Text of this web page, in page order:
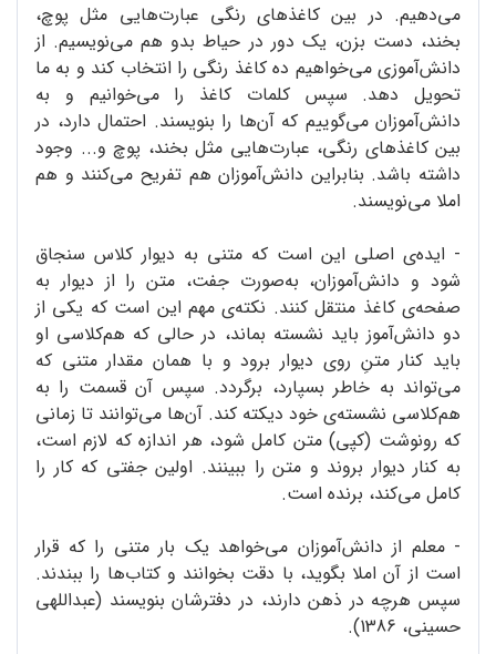
می‌دهیم. در بین کاغذ‌های رنگی‌ عبارت‌هایی مثل پوچ،
بخند، دست بزن، یک دور در حیاط بدو هم می‌نویسیم. از
دانش‌آموزی می‌خواهیم ده کاغذ رنگی را انتخاب کند و به ما
تحویل دهد. سپس کلمات کاغذ را می‌خوانیم و به
دانش‌آموزان می‌گوییم که آن‌ها را بنویسند. احتمال دارد، در
بین کاغذهای رنگی، عبارت‌هایی مثل بخند، پوچ و... وجود
داشته باشد. بنابراین دانش‌آموزان هم تفریح می‌کنند و هم
املا می‌نویسند.
- ایده‌ی اصلی این است که متنی به دیوار کلاس سنجاق
‌شود و دانش‌آموزان، به‌صورت جفت، متن را از دیوار به
صفحه‌‌ی کاغذ منتقل کنند. نکته‌ی مهم این است که یکی از
دو دانش‌آموز باید نشسته بماند، در حالی که هم‌کلاسی او
باید کنار متنِ روی دیوار برود و با همان مقدار متنی که
می‌تواند به خاطر بسپارد، برگردد. سپس آن قسمت را به
هم‌کلاسی نشسته‌ی خود دیکته ‌کند. آن‌ها می‌توانند تا زمانی
که رونوشت (کپی) متن کامل شود، هر اندازه که لازم است،
به کنار دیوار بروند و متن را ببینند. اولین جفتی که کار را
کامل می‌کند، برنده است.
- معلم از دانش‌آموزان می‌خواهد یک بار متنی را که قرار
است از آن املا بگوید، با دقت بخوانند و کتاب‌ها را ببندند.
سپس هرچه در ذهن دارند، در دفترشان بنویسند (عبداللهی
حسینی، 1386).